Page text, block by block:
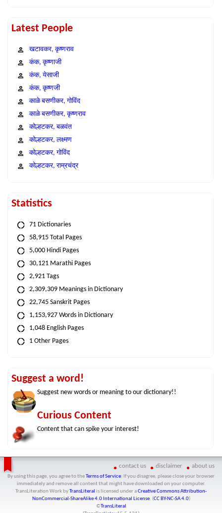
Latest People
खटावकर, कृष्णराव
कंक, कृष्णाजी
कंक, येसाजी
कंक, कृष्णजी
काळे बसणीकर, गोविंद
काळे बसणीकर, कृष्णराव
कोल्हटकर, बळवंत
कोल्हटकर, लक्ष्मण
कोल्हटकर, गोविंद
कोल्हटकर, राम्रचंद्र
Statistics
71 Dictionaries
58,915 Total Pages
5,000 Hindi Pages
30,121 Marathi Pages
2,921 Tags
2,309,309 Meanings in Dictionary
22,745 Sanskrit Pages
1,153,927 Words in Dictionary
1,048 English Pages
1 Other Pages
Suggest a word!
Suggest new words or meaning to our dictionary!!
Curious Content
Content that can spike your interest!
contact us disclaimer about us
By using this page, you agree to the Terms of Service. If you disagree, please close your browser
immediately and remove all content that might have downloaded on your computer.
TransLiteration Workby TransLiteral is licensed under aCreative Commons Attribution-
NonCommercial-ShareAlike 4.0 International License. (CC BY-NC-SA 4.0)
©TransLiteral